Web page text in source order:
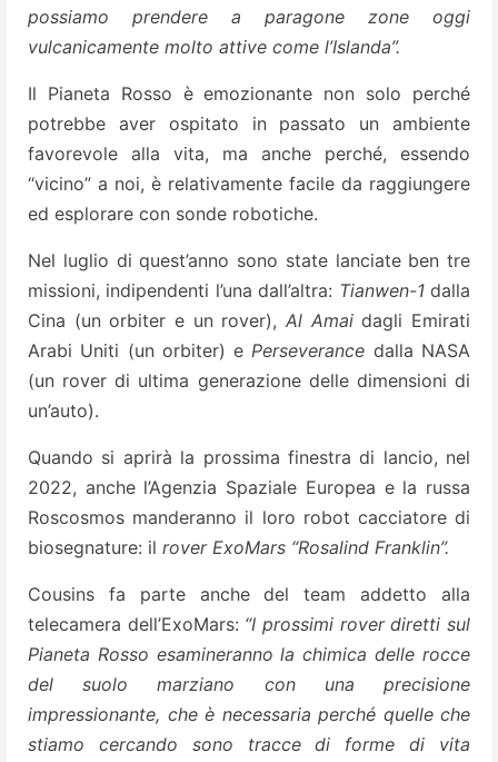
possiamo prendere a paragone zone oggi
vulcanicamente molto attive come l’Islanda”.
Il Pianeta Rosso è emozionante non solo perché
potrebbe aver ospitato in passato un ambiente
favorevole alla vita, ma anche perché, essendo
“vicino” a noi, è relativamente facile da raggiungere
ed esplorare con sonde robotiche.
Nel luglio di quest’anno sono state lanciate ben tre
missioni, indipendenti l’una dall’altra: Tianwen-1dalla
Cina (un orbiter e un rover), Al Amaidagli Emirati
Arabi Uniti (un orbiter) ePerseverance dalla NASA
(un rover di ultima generazione delle dimensioni di
un’auto).
Quando si aprirà la prossima finestra di lancio, nel
2022, anche l’Agenzia Spaziale Europea e la russa
Roscosmos manderanno il loro robot cacciatore di
biosegnature: il rover ExoMars “Rosalind Franklin”.
Cousins fa parte anche del team addetto alla
telecamera dell’ExoMars: “I prossimi rover diretti sul
Pianeta Rosso esamineranno la chimica delle rocce
del suolo marziano con una precisione
impressionante, che è necessaria perché quelle che
stiamo cercando sono tracce di forme di vita